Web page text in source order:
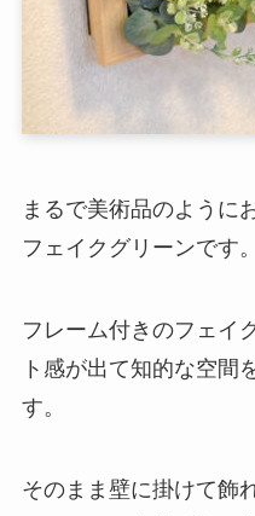
まるで美術品のように
フェイクグリーンです。
フレーム付きのフェイ
ト感が出て知的な空間
す。
そのまま壁に掛けて飾